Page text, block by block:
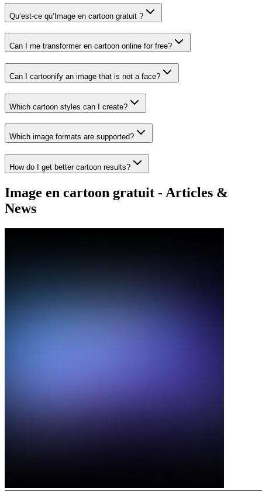
Qu’est-ce qu’Image en cartoon gratuit ?
Can I me transformer en cartoon online for free?
Can I cartoonify an image that is not a face?
Which cartoon styles can I create?
Which image formats are supported?
How do I get better cartoon results?
Image en cartoon gratuit - Articles &
News